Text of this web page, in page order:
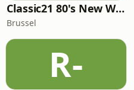
Classic21 80's New Wave
Brussel
R-